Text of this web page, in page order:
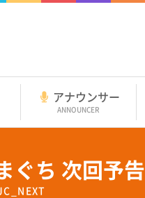
アナウンサー
ANNOUNCER
ぐち 次回予告